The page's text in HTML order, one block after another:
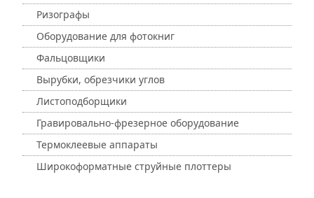
Ризографы
Оборудование для фотокниг
Фальцовщики
Вырубки, обрезчики углов
Листоподборщики
Гравировально-фрезерное оборудование
Термоклеевые аппараты
Широкоформатные струйные плоттеры